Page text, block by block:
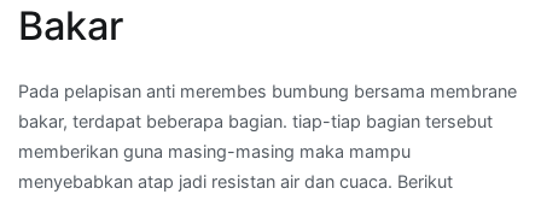
Bakar
Pada pelapisan anti merembes bumbung bersama membrane
bakar, terdapat beberapa bagian. tiap-tiap bagian tersebut
memberikan guna masing-masing maka mampu
menyebabkan atap jadi resistan air dan cuaca. Berikut